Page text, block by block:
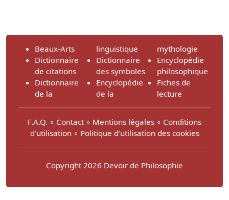
Beaux-Arts
Dictionnaire
de citations
Dictionnaire
de la
linguistique
Dictionnaire
des symboles
Encyclopédie
de la
mythologie
Encyclopédie
philosophique
Fiches de
lecture
F.A.Q. ∘ Contact ∘ Mentions légales ∘ Conditions
d'utilisation∘ Politique d’utilisation des cookies
Copyright 2026 Devoir de Philosophie